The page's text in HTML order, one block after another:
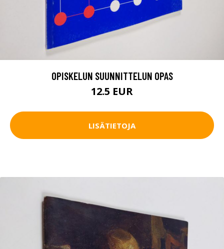
OPISKELUN SUUNNITTELUN OPAS
12.5 EUR
LISÄTIETOJA